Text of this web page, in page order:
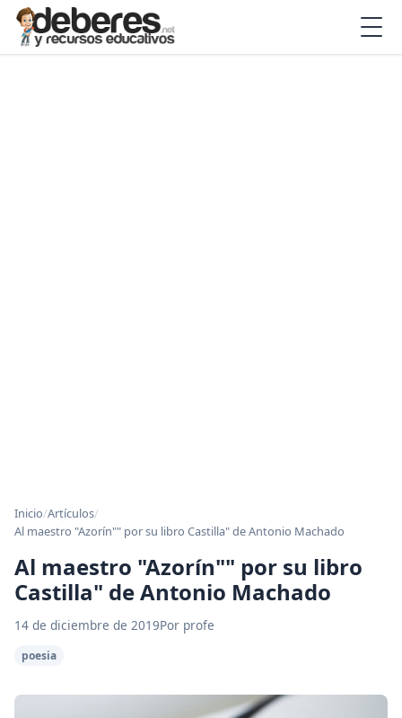
Inicio/Artículos/
Al maestro "Azorín"" por su libro Castilla" de Antonio Machado
Al maestro "Azorín"" por su libro
Castilla" de Antonio Machado
14 de diciembre de 2019Por profe
poesia